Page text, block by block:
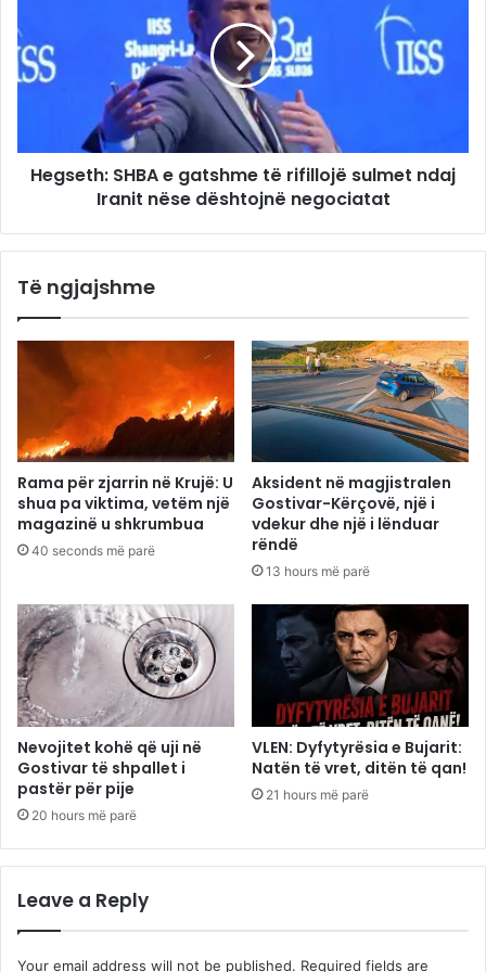
Hegseth: SHBA e gatshme të rifillojë sulmet ndaj
Iranit nëse dështojnë negociatat
Të ngjajshme
Rama për zjarrin në Krujë: U
shua pa viktima, vetëm një
magazinë u shkrumbua
40 seconds më parë
Aksident në magjistralen
Gostivar-Kërçovë, një i
vdekur dhe një i lënduar
rëndë
13 hours më parë
Nevojitet kohë që uji në
Gostivar të shpallet i
pastër për pije
20 hours më parë
VLEN: Dyfytyrësia e Bujarit:
Natën të vret, ditën të qan!
21 hours më parë
Leave a Reply
Your email address will not be published. Required fields are